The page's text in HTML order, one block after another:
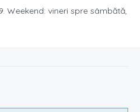
Weekend: vineri spre sâmbătă,